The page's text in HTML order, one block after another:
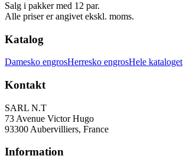
Salg i pakker med 12 par.
Alle priser er angivet ekskl. moms.
Katalog
Damesko engrosHerresko engrosHele kataloget
Kontakt
SARL N.T
73 Avenue Victor Hugo
93300 Aubervilliers, France
Information